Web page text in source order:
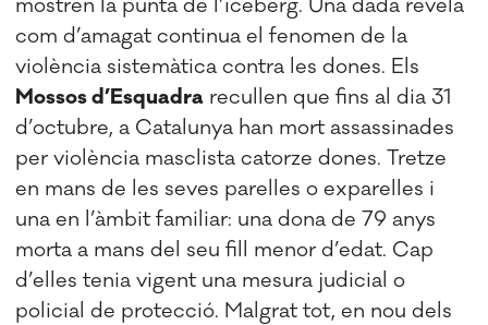
com d’amagat continua el fenomen de la
violència sistemàtica contra les dones. Els
Mossos d’Esquadra recullen que fins al dia 31
d’octubre, a Catalunya han mort assassinades
per violència masclista catorze dones. Tretze
en mans de les seves parelles o exparelles i
una en l’àmbit familiar: una dona de 79 anys
morta a mans del seu fill menor d’edat. Cap
d’elles tenia vigent una mesura judicial o
policial de protecció. Malgrat tot, en nou dels